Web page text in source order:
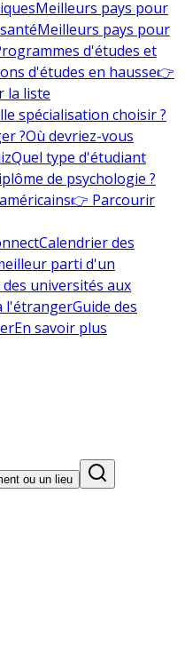
Meilleurs pays pour
Meilleurs pays pour
d'études et
d'études en hausse👉
la liste
spécialisation choisir ?
?Où devriez-vous
Quel type d'étudiant
de psychologie ?
👉 Parcourir
Calendrier des
parti d'un
universités aux
l'étrangerGuide des
En savoir plus
ou un lieu